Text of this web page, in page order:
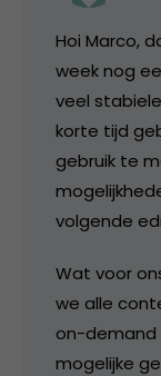
Hoi Marco,
week nog
veel
korte tijd
gebruik te
volgende
Wat voor
we alle
on-demand
mogelijke